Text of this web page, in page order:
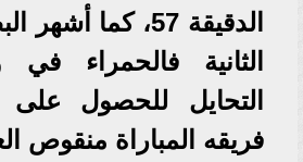
الدقيقة 57، كما
الثانية فالحمراء
التحايل للحصول
فريقه المباراة منقوص